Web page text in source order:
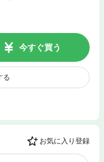
今すぐ買う
る
お気に入り登録